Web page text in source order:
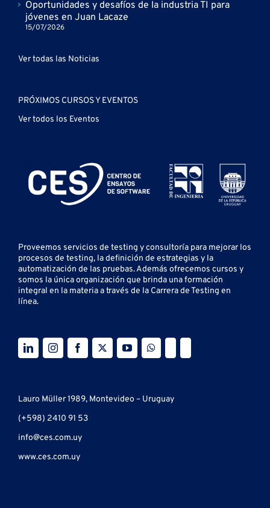
Oportunidades y desafíos de la industria TI para
jóvenes en Juan Lacaze
15/07/2026
Ver todas las Noticias
PRÓXIMOS CURSOS Y EVENTOS
Ver todos los Eventos
Proveemos servicios de testing yconsultoría para mejorar los
procesos de testing, la definición de estrategias y la
automatización de las pruebas.Además ofrecemos cursos y
somos la única organización que brinda una formación
integral en la materia a través de la Carrera de Testing en
línea.
Lauro Müller 1989, Montevideo – Uruguay
(+598) 2410 91 53
info@ces.com.uy
www.ces.com.uy